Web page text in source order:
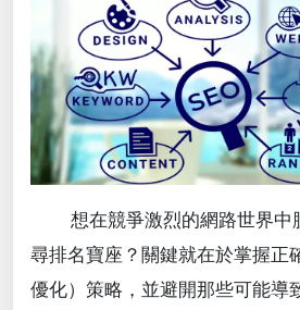
想在競爭激烈的網路世界中
尋排名寶座？關鍵就在於掌握正
優化）策略，並避開那些可能導